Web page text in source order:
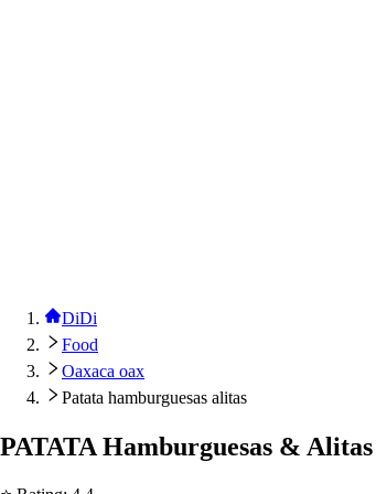
DiDi
Food
Oaxaca oax
Patata hamburguesas alitas
PATATA Hamburguesas & Alitas